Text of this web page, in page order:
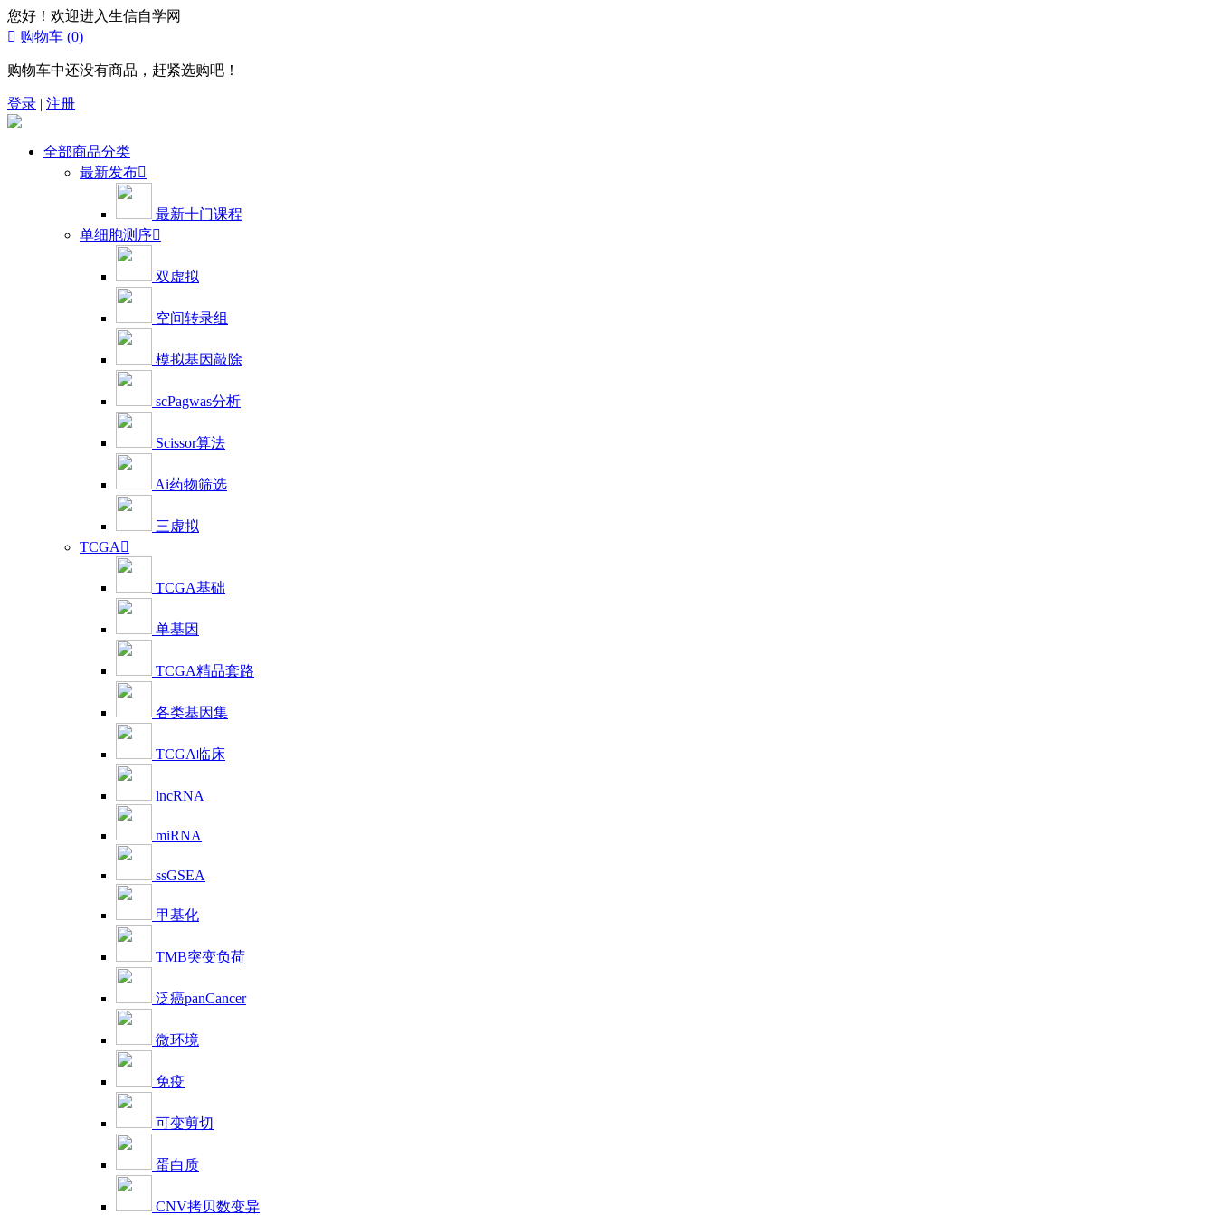
您好！欢迎进入生信自学网
 购物车 (0)
购物车中还没有商品，赶紧选购吧！
登录 | 注册
全部商品分类
最新发布
最新十门课程
单细胞测序
双虚拟
空间转录组
模拟基因敲除
scPagwas分析
Scissor算法
Ai药物筛选
三虚拟
TCGA 
TCGA基础
单基因
TCGA精品套路
各类基因集
TCGA临床
lncRNA
miRNA
ssGSEA
甲基化
TMB突变负荷
泛癌panCancer
微环境
免疫
可变剪切
蛋白质
CNV拷贝数变异